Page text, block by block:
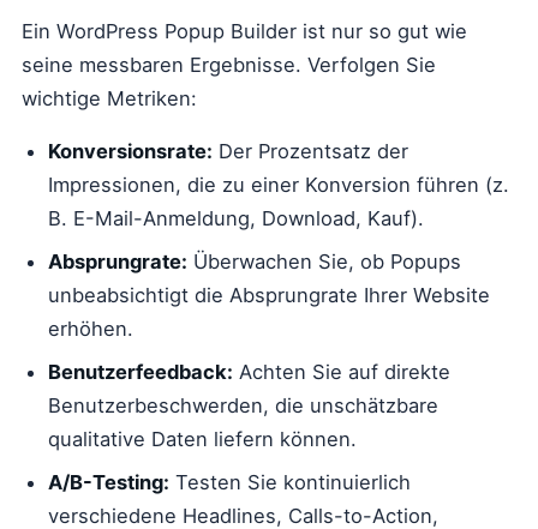
Ein WordPress Popup Builder ist nur so gut wie
seine messbaren Ergebnisse. Verfolgen Sie
wichtige Metriken:
Konversionsrate: Der Prozentsatz der
Impressionen, die zu einer Konversion führen (z.
B. E-Mail-Anmeldung, Download, Kauf).
Absprungrate: Überwachen Sie, ob Popups
unbeabsichtigt die Absprungrate Ihrer Website
erhöhen.
Benutzerfeedback: Achten Sie auf direkte
Benutzerbeschwerden, die unschätzbare
qualitative Daten liefern können.
A/B-Testing: Testen Sie kontinuierlich
verschiedene Headlines, Calls-to-Action,